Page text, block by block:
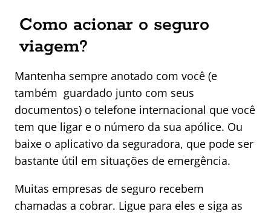
Como acionar o seguro
viagem?
Mantenha sempre anotado com você (e
também guardado junto com seus
documentos) o telefone internacional que você
tem que ligar e o número da sua apólice. Ou
baixe o aplicativo da seguradora, que pode ser
bastante útil em situações de emergência.
Muitas empresas de seguro recebem
chamadas a cobrar. Ligue para eles e siga as